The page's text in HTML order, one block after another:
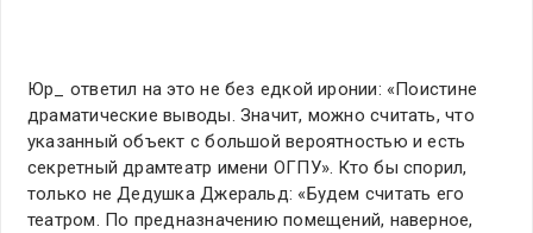
Юр_ ответил на это не без едкой иронии: «Поистине
драматические выводы. Значит, можно считать, что
указанный объект с большой вероятностью и есть
секретный драмтеатр имени ОГПУ». Кто бы спорил,
только не Дедушка Джеральд: «Будем считать его
театром. По предназначению помещений, наверное,